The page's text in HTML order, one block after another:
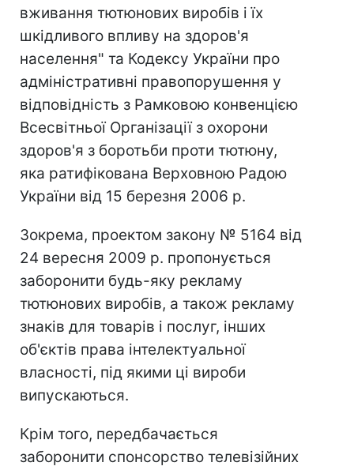
вживання тютюнових виробів і їх
шкідливого впливу на здоров'я
населення" та Кодексу України про
адміністративні правопорушення у
відповідність з Рамковою конвенцією
Всесвітньої Організації з охорони
здоров'я з боротьби проти тютюну,
яка ратифікована Верховною Радою
України від 15 березня 2006 р.
Зокрема, проектом закону № 5164 від
24 вересня 2009 р. пропонується
заборонити будь-яку рекламу
тютюнових виробів, а також рекламу
знаків для товарів і послуг, інших
об'єктів права інтелектуальної
власності, під якими ці вироби
випускаються.
Крім того, передбачається
заборонити спонсорство телевізійних